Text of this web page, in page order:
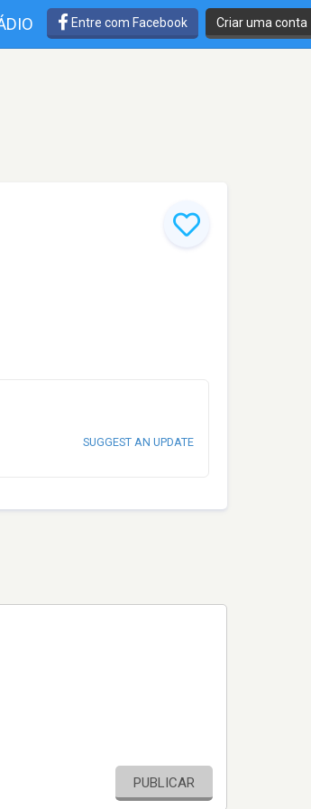
Entre com Facebook Criar uma conta
SUGGEST AN UPDATE
PUBLICAR